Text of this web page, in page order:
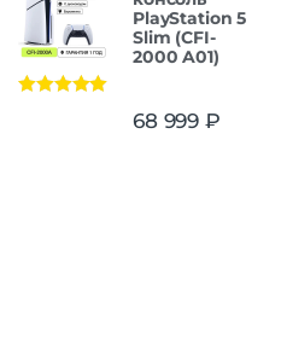
PlayStation 5
Slim (CFI-
2000 A01)
68 999 ₽